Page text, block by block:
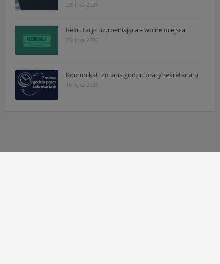
29 lipca 2026
Rekrutacja uzupełniająca – wolne miejsca
22 lipca 2026
Komunikat: Zmiana godzin pracy sekretariatu
16 lipca 2026